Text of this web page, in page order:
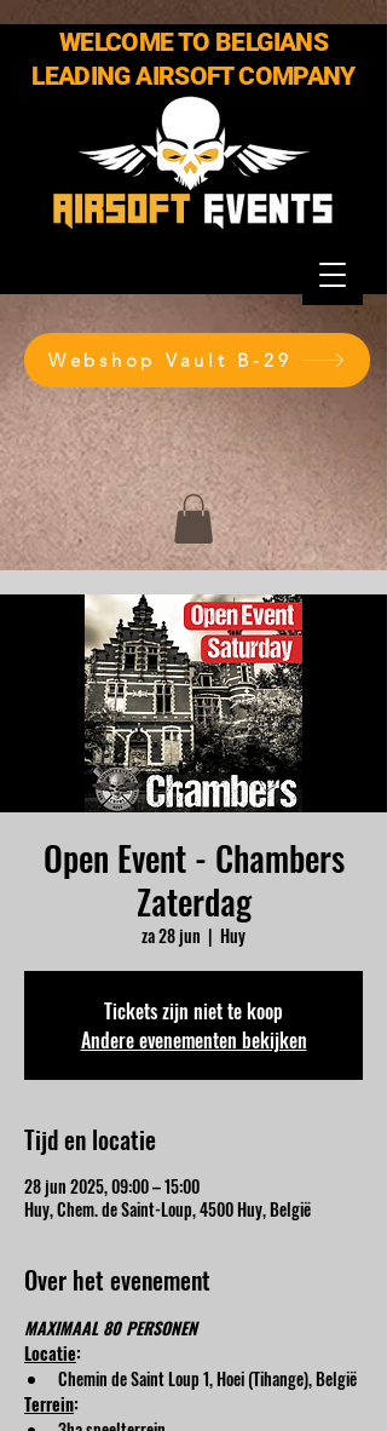
WELCOME TO BELGIANS
LEADING AIRSOFT COMPANY
Webshop Vault B-29
Open Event - Chambers
Zaterdag
za 28 jun
  |
Huy
Tickets zijn niet te koop
Andere evenementen bekijken
Tijd en locatie
28 jun 2025, 09:00 – 15:00
Huy, Chem. de Saint-Loup, 4500 Huy, België
Over het evenement
MAXIMAAL 80 PERSONEN
Locatie:
Chemin de Saint Loup 1, Hoei (Tihange), België
Terrein: